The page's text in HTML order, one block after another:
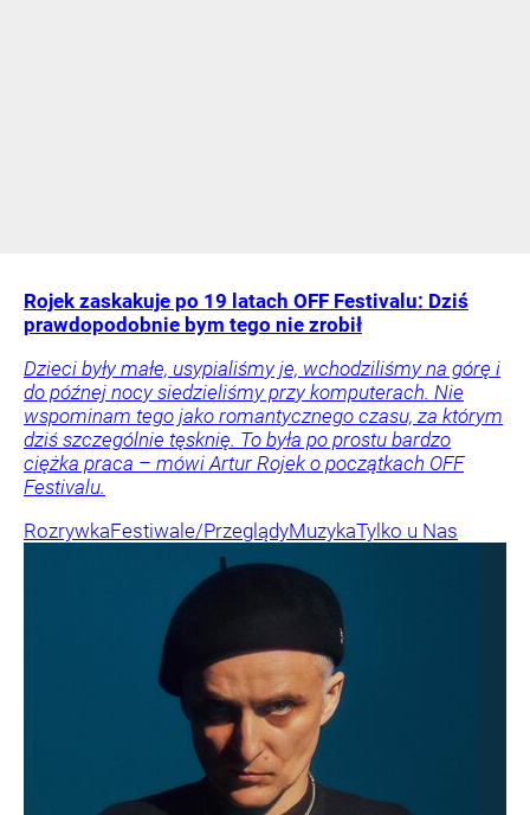
Rojek zaskakuje po 19 latach OFF Festivalu: Dziś
prawdopodobnie bym tego nie zrobił
Dzieci były małe, usypialiśmy je, wchodziliśmy na górę i
do późnej nocy siedzieliśmy przy komputerach. Nie
wspominam tego jako romantycznego czasu, za którym
dziś szczególnie tęsknię. To była po prostu bardzo
ciężka praca – mówi Artur Rojek o początkach OFF
Festivalu.
RozrywkaFestiwale/PrzeglądyMuzykaTylko u Nas